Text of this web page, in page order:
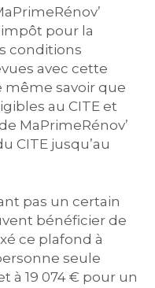
pour la
conditions
avec cette
même savoir que
au CITE et
MaPrimeRénov’
CITE jusqu’au
pas un certain
bénéficier de
ce plafond à
seule
à 19 074 € pour un